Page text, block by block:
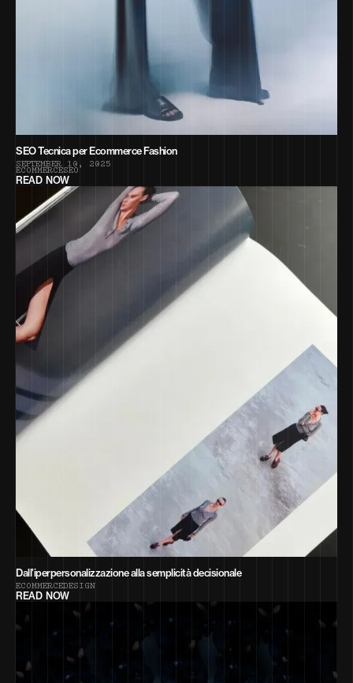
SEO Tecnica per Ecommerce Fashion
SEPTEMBER 1 0 , 2 0 2 5
EC OMMERCESEO
READ NOW
Dall’iperpersonalizzazione alla semplicità decisionale
EC OMMERCEDES I GN
READ NOW